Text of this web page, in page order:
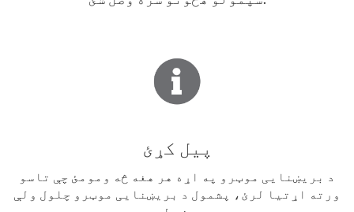
پیل کړئ
د بریښنایی موټرو په اړه هر هغه څه ومومئ چې تاسو
ورته اړتیا لرئ، پشمول د بریښنایی موټرو چلول ولې